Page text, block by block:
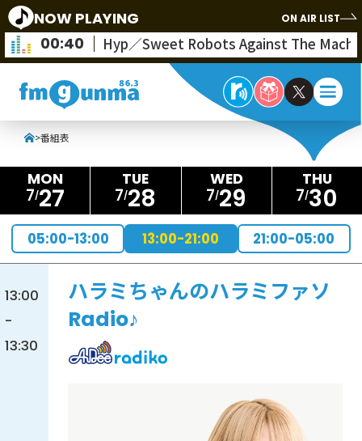
NOW PLAYING ON AIR LIST
00:40 Hyp／Sweet Robots Against The
>番組表
7 27 7 28 7 29 7 30
05:00-13:00 13:00-21:00 21:00-05:00
13:00
-
13:30
ハラミちゃんのハラミファソ
Radio♪